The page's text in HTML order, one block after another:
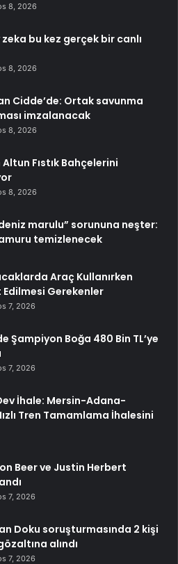
8, 2026
bu kez gerçek bir canlı
8, 2026
Cidde’de: Ortak savunma
imzalanacak
8, 2026
Fıstık Bahçelerini
8, 2026
marulu” sorununa neşter:
temizlenecek
Araç Kullanırken
Gerekenler
7, 2026
Şampiyon Boğa 480 Bin TL’ye
7, 2026
İhale: Mersin-Adana-
Tren Tamamlama İhalesini
Beer ve Justin Herbert
7, 2026
Doku soruşturmasında 2 kişi
alındı
7, 2026